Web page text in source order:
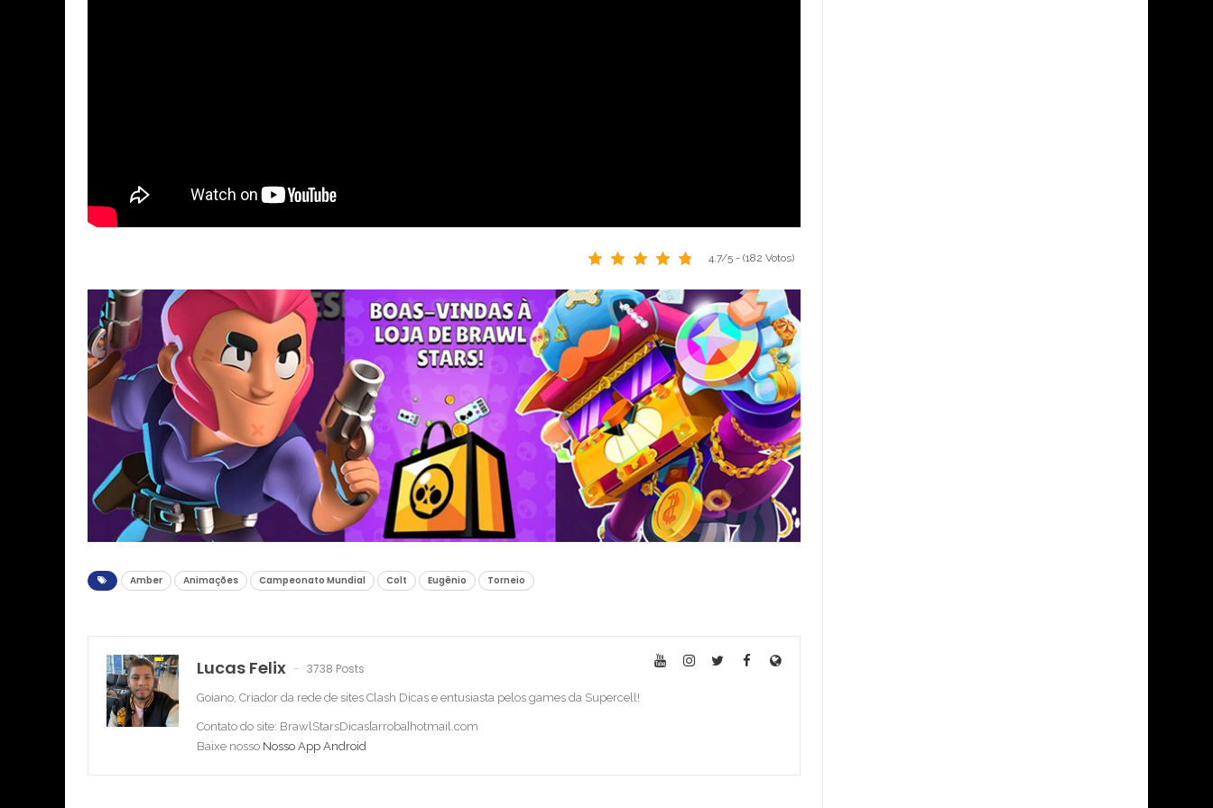
4.7/5 - (182 Votos)
Amber Animações Campeonato Mundial Colt Eugênio Torneio
Lucas Felix 3738 Posts
Goiano, Criador da rede de sites Clash Dicas e entusiasta pelos games da Supercell!
Contato do site: BrawlStarsDicas[arroba]hotmail.com
Baixe nosso Nosso App Android